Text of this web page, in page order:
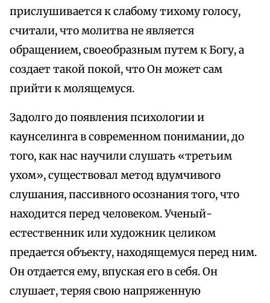
прислушивается к слабому тихому голосу,
считали, что молитва не является
обращением, своеобразным путем к Богу, а
создает такой покой, что Он может сам
прийти к молящемуся.
Задолго до появления психологии и
каунселинга в современном понимании, до
того, как нас научили слушать «третьим
ухом», существовал метод вдумчивого
слушания, пассивного осознания того, что
находится перед человеком. Ученый-
естественник или художник целиком
предается объекту, находящемуся перед ним.
Он отдается ему, впуская его в себя. Он
слушает, теряя свою напряженную